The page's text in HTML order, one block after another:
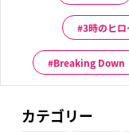
3時のヒロ
Breaking Down
カテゴリー